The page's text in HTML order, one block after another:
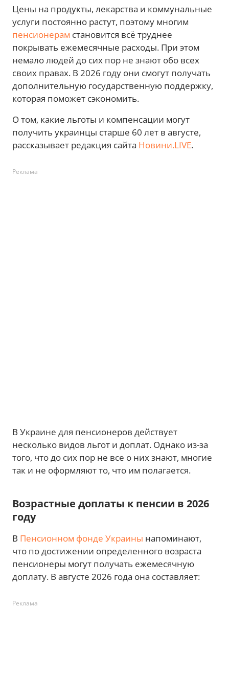
Цены на продукты, лекарства и коммунальные
услуги постоянно растут, поэтому многим
пенсионерам становится всё труднее
покрывать ежемесячные расходы. При этом
немало людей до сих пор не знают обо всех
своих правах. В 2026 году они смогут получать
дополнительную государственную поддержку,
которая поможет сэкономить.
О том, какие льготы и компенсации могут
получить украинцы старше 60 лет в августе,
рассказывает редакция сайта Новини.LIVE.
Реклама
В Украине для пенсионеров действует
несколько видов льгот и доплат. Однако из-за
того, что до сих пор не все о них знают, многие
так и не оформляют то, что им полагается.
Возрастные доплаты к пенсии в 2026
году
В Пенсионном фонде Украины напоминают,
что по достижении определенного возраста
пенсионеры могут получать ежемесячную
доплату. В августе 2026 года она составляет:
Реклама